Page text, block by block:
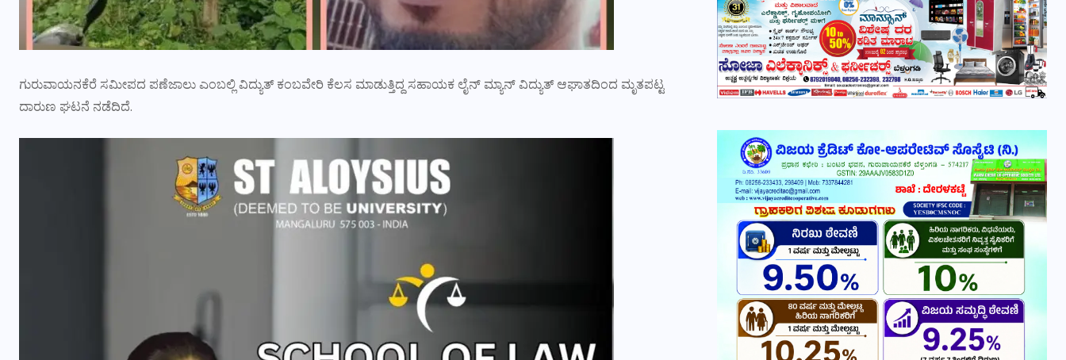
ಗುರುವಾಯನಕೆರೆ ಸಮೀಪದ ಪಣೆಜಾಲು ಎಂಬಲ್ಲಿ ವಿದ್ಯುತ್ ಕಂಬವೇರಿ ಕೆಲಸ ಮಾಡುತ್ತಿದ್ದ ಸಹಾಯಕ ಲೈನ್ ಮ್ಯಾನ್ ವಿದ್ಯುತ್ ಆಘಾತದಿಂದ ಮೃತಪಟ್ಟ
ದಾರುಣ ಘಟನೆ ನಡೆದಿದೆ.